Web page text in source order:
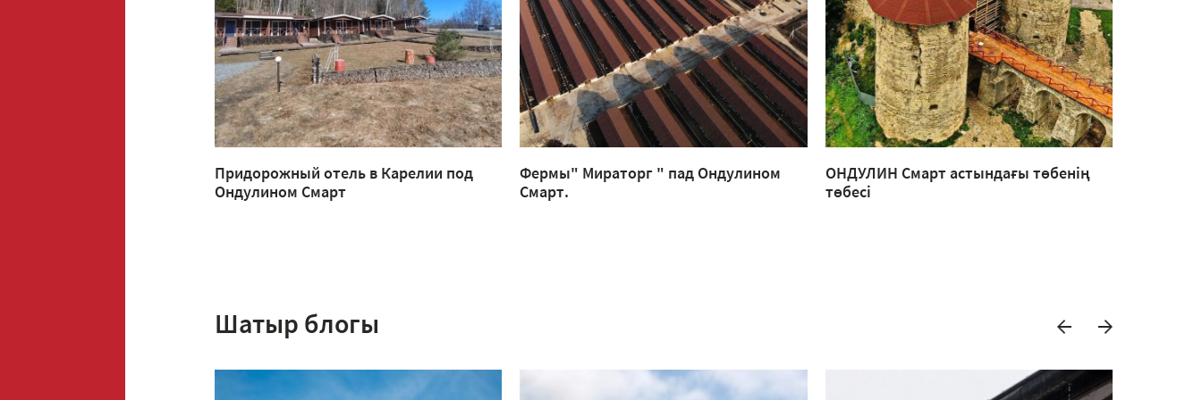
Придорожный отель в Карелии под
Ондулином Смарт
Фермы" Мираторг " пад Ондулином
Смарт.
ОНДУЛИН Смарт астындағы төбенің
төбесі
Шатыр блогы